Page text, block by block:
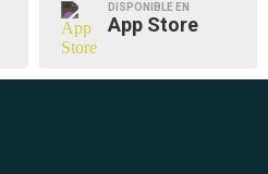
DISPONIBLE EN
App Store